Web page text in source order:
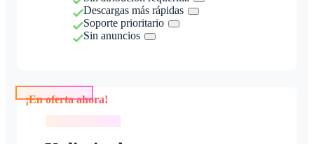
Descargas más rápidas
Soporte prioritario
Sin anuncios